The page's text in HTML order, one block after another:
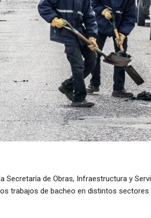
Secretaría de Obras, Infraestructura y
trabajos de bacheo en distintos sectores